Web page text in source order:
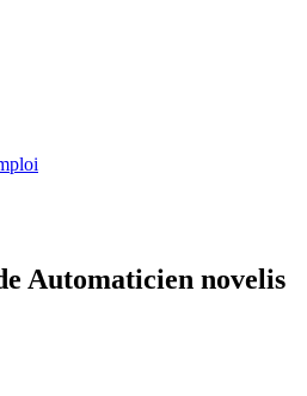
Automaticien novelis